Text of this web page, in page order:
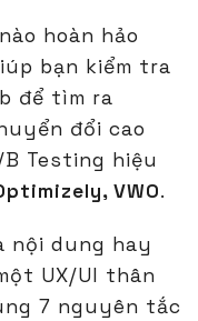
hoàn hảo
bạn kiểm tra
để tìm ra
đổi cao
Testing hiệu
VWO.
nội dung hay
UX/UI thân
7 nguyên tắc